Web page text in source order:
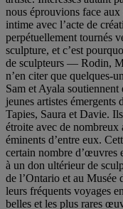
nous éprouvions face
intime avec l’acte de
perpétuellement tournés
sculpture, et c’est
de sculpteurs — Rodin,
n’en citer que quelques-
Sam et Ayala
jeunes artistes
Tapies, Saura et Davie.
étroite avec de nombreux
éminents d’entre eux.
certain nombre d’œuvres
à un don ultérieur de
de l’Ontario et au Musée
leurs fréquents voyages
belles et les plus rares